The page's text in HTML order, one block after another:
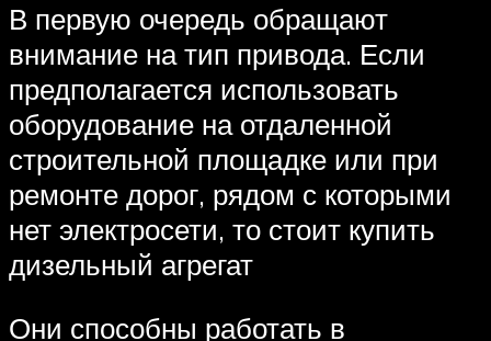
В первую очередь обращают
внимание на тип привода. Если
предполагается использовать
оборудование на отдаленной
строительной площадке или при
ремонте дорог, рядом с которыми
нет электросети, то стоит купить
дизельный агрегат
Они способны работать в